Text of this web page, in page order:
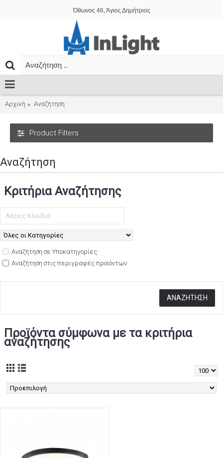
Όθωνος 46, Άγιος Δημήτριος
Αρχική Αναζήτηση
Product Filters
Αναζήτηση
Κριτήρια Αναζήτησης
Αναζήτηση σε Υποκατηγορίες
Αναζήτηση στις περιγραφές προϊόντων
Προϊόντα σύμφωνα με τα κριτήρια
αναζήτησης